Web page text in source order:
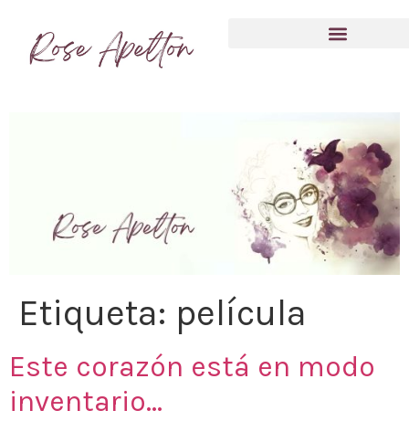
Etiqueta: película
Este corazón está en modo
inventario…